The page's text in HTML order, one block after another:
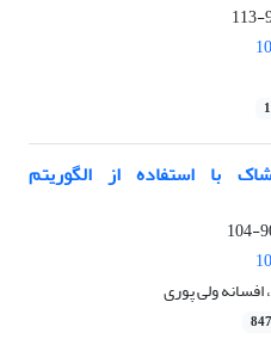
با استفاده از الگوریتم
افسانه ولی پوری